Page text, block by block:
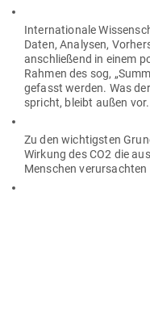
Inter­na­tionale
Daten, Ana­lysen,
anschließend in einem
Rahmen des sog,
ge­fasst werden. Was
spricht, bleibt außen vor.
Zu den wich­tigsten
Wirkung des CO2 die
Men­schen